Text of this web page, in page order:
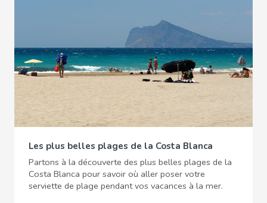
Les plus belles plages de la Costa Blanca
Partons à la découverte des plus belles plages de la
Costa Blanca pour savoir où aller poser votre
serviette de plage pendant vos vacances à la mer.